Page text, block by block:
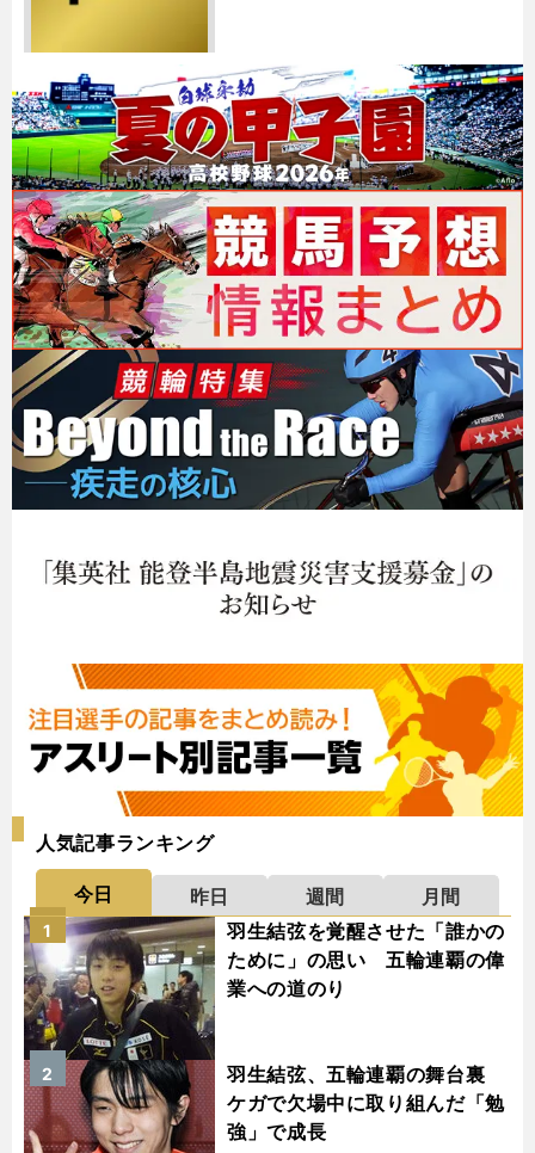
人気記事ランキング
今日 昨日 週間
月間
羽生結弦を覚醒させた「誰かの
ために」の思い 五輪連覇の偉
業への道のり
1
羽生結弦、五輪連覇の舞台裏
ケガで欠場中に取り組んだ「勉
強」で成長
2